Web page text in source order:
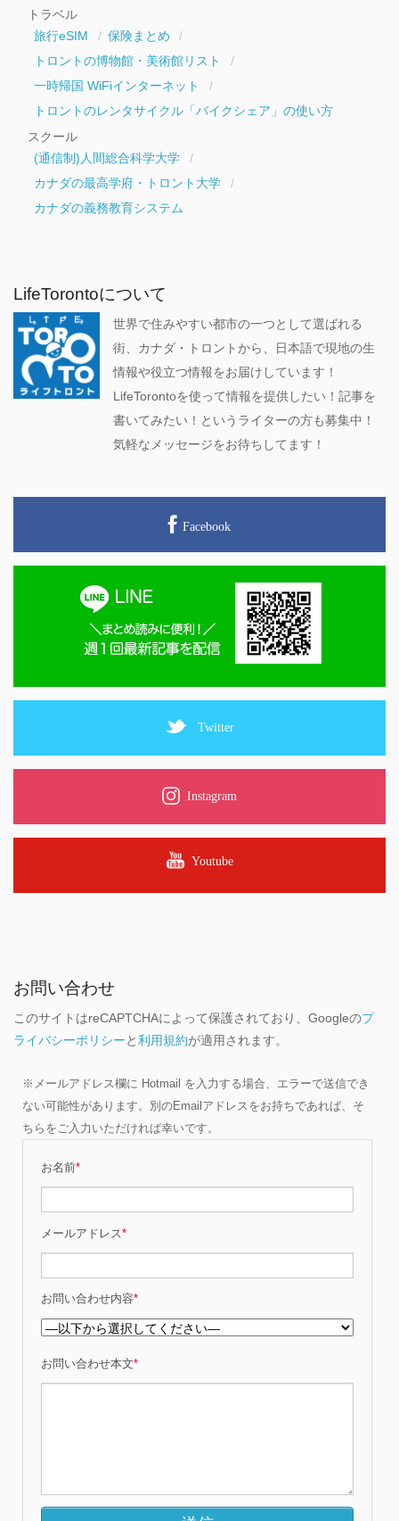
トラベル
旅行eSIM
保険まとめ
トロントの博物館・美術館リスト
一時帰国 WiFiインターネット
トロントのレンタサイクル「バイクシェア」の使い方
スクール
(通信制)人間総合科学大学
カナダの最高学府・トロント大学
カナダの義務教育システム
LifeTorontoについて
世界で住みやすい都市の一つとして選ばれる
街、カナダ・トロントから、日本語で現地の生
情報や役立つ情報をお届けしています！
LifeTorontoを使って情報を提供したい！記事を
書いてみたい！というライターの方も募集中！
気軽なメッセージをお待ちしてます！
Facebook
Twitter
Instagram
Youtube
お問い合わせ
このサイトはreCAPTCHAによって保護されており、Googleのプ
ライバシーポリシーと利用規約が適用されます。
※メールアドレス欄に Hotmail を入力する場合、エラーで送信でき
ない可能性があります。別のEmailアドレスをお持ちであれば、そ
ちらをご入力いただければ幸いです。
お名前*
メールアドレス*
お問い合わせ内容*
お問い合わせ本文*